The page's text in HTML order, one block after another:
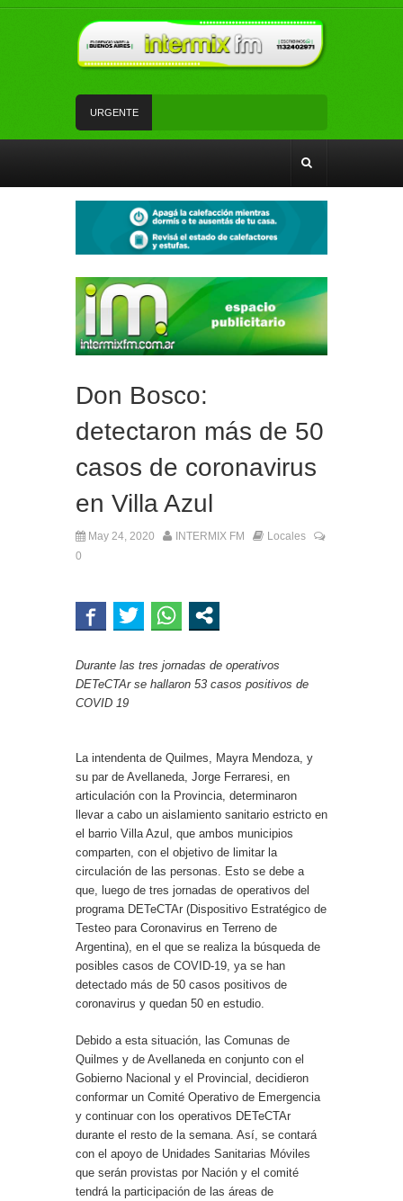
URGENTE
su viaje de egresados para cantar en la semifinal
de un programa de TV
La Red SUBE dejó de aplicar el 50% de
La Patrulla Urbana Municipal secuestró 11
vehículos durante un operativo de control en
Ezpeleta
Andrés Watson junto a vecinos y vecinas de San
Don Bosco:
detectaron más de 50
casos de coronavirus
en Villa Azul
May 24, 2020 INTERMIX FM
Locales
0
Durante las tres jornadas de operativos
DETeCTAr se hallaron 53 casos positivos de
COVID 19
La intendenta de Quilmes, Mayra Mendoza, y
su par de Avellaneda, Jorge Ferraresi, en
articulación con la Provincia, determinaron
llevar a cabo un aislamiento sanitario estricto en
el barrio Villa Azul, que ambos municipios
comparten, con el objetivo de limitar la
circulación de las personas. Esto se debe a
que, luego de tres jornadas de operativos del
programa DETeCTAr (Dispositivo Estratégico de
Testeo para Coronavirus en Terreno de
Argentina), en el que se realiza la búsqueda de
posibles casos de COVID-19, ya se han
detectado más de 50 casos positivos de
coronavirus y quedan 50 en estudio.
Debido a esta situación, las Comunas de
Quilmes y de Avellaneda en conjunto con el
Gobierno Nacional y el Provincial, decidieron
conformar un Comité Operativo de Emergencia
y continuar con los operativos DETeCTAr
durante el resto de la semana. Así, se contará
con el apoyo de Unidades Sanitarias Móviles
que serán provistas por Nación y el comité
tendrá la participación de las áreas de